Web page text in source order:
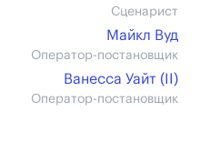
Сценарист
Майкл Вуд
Оператор-постановщик
Ванесса Уайт (II)
Оператор-постановщик